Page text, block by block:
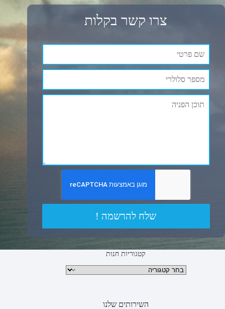
צרו קשר בקלות
שלח להרשמה !
קטגוריות חנות
קטגוריות מוצרים
השירותים שלנו